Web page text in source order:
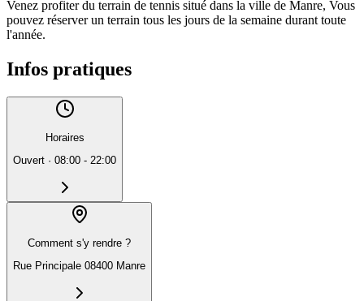
Venez profiter du terrain de tennis situé dans la ville de Manre, Vous
pouvez réserver un terrain tous les jours de la semaine durant toute
l'année.
Infos pratiques
Horaires
Ouvert · 08:00 - 22:00
Comment s'y rendre ?
Rue Principale 08400 Manre